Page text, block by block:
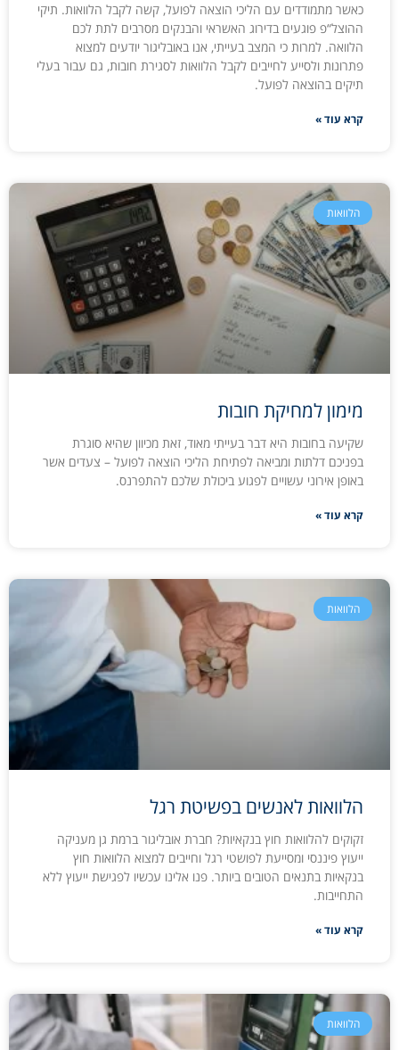
כאשר מתמודדים עם הליכי הוצאה לפועל, קשה לקבל הלוואות. תיקי
ההוצל“פ פוגעים בדירוג האשראי והבנקים מסרבים לתת לכם
הלוואה. למרות כי המצב בעייתי, אנו באובליגור יודעים למצוא
פתרונות ולסייע לחייבים לקבל הלוואות לסגירת חובות, גם עבור בעלי
תיקים בהוצאה לפועל.
קרא עוד »
הלוואות
מימון למחיקת חובות
שקיעה בחובות היא דבר בעייתי מאוד, זאת מכיוון שהיא סוגרת
בפניכם דלתות ומביאה לפתיחת הליכי הוצאה לפועל – צעדים אשר
באופן אירוני עשויים לפגוע ביכולת שלכם להתפרנס.
קרא עוד »
הלוואות
הלוואות לאנשים בפשיטת רגל
זקוקים להלוואות חוץ בנקאיות? חברת אובליגור ברמת גן מעניקה
ייעוץ פיננסי ומסייעת לפושטי רגל וחייבים למצוא הלוואות חוץ
בנקאיות בתנאים הטובים ביותר. פנו אלינו עכשיו לפגישת ייעוץ ללא
התחייבות.
קרא עוד »
הלוואות